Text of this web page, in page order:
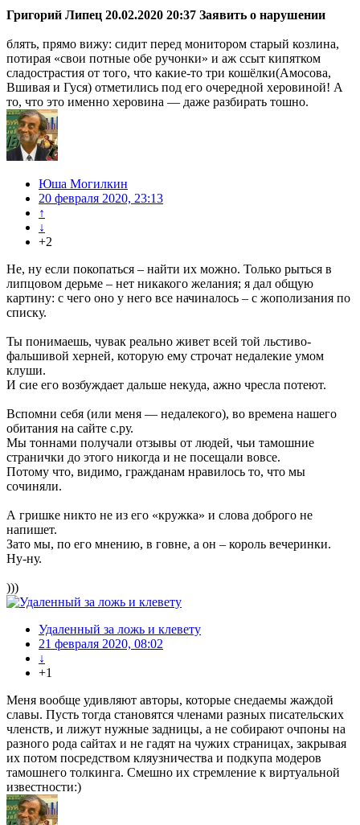
Григорий Липец 20.02.2020 20:37 Заявить о нарушении
блять, прямо вижу: сидит перед монитором старый козлина,
потирая «свои потные обе ручонки» и аж ссыт кипятком
сладострастия от того, что какие-то три кошёлки(Амосова,
Вшивая и Гуся) отметились под его очередной херовиной! А
то, что это именно херовина — даже разбирать тошно.
Юша Могилкин
20 февраля 2020, 23:13
↑
↓
+2
Не, ну если покопаться – найти их можно. Только рыться в
липцовом дерьме – нет никакого желания; я дал общую
картину: с чего оно у него все начиналось – с жополизания по
списку.
Ты понимаешь, чувак реально живет всей той льстиво-
фальшивой херней, которую ему строчат недалекие умом
клуши.
И сие его возбуждает дальше некуда, ажно чресла потеют.
Вспомни себя (или меня — недалекого), во времена нашего
обитания на сайте с.ру.
Мы тоннами получали отзывы от людей, чьи тамошние
странички до этого никогда и не посещали вовсе.
Потому что, видимо, гражданам нравилось то, что мы
сочиняли.
А гришке никто не из его «кружка» и слова доброго не
напишет.
Зато мы, по его мнению, в говне, а он – король вечеринки.
Ну-ну.
)))
Удаленный за ложь и клевету
21 февраля 2020, 08:02
↓
+1
Меня вообще удивляют авторы, которые снедаемы жаждой
славы. Пусть тогда становятся членами разных писательских
членств, и лижут нужные задницы, а не собирают очпоны на
разного рода сайтах и не гадят на чужих страницах, закрывая
их потом посредством кляузничества и подкупа модеров
тамошнего толкинга. Смешно их стремление к виртуальной
известности:)